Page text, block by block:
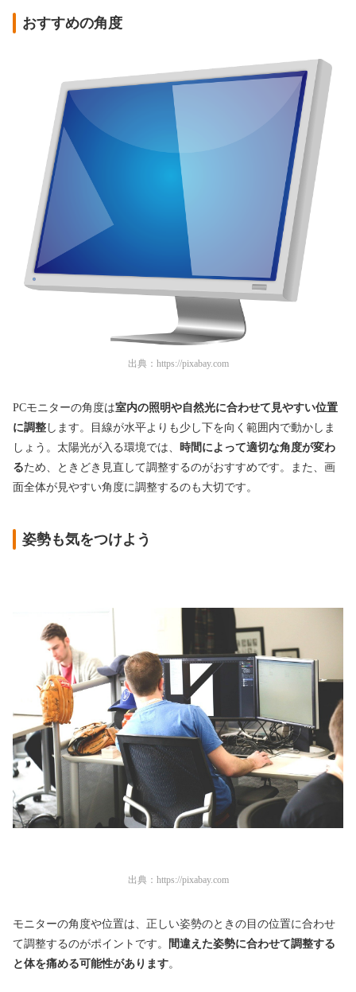
おすすめの角度
出典： https://pixabay.com
PCモニターの角度は室内の照明や自然光に合わせて見やすい位置
に調整 します。目線が水平よりも少し下を向く範囲内で動かしま
しょう。太陽光が入る環境では、
時間によって適切な角度が変わ
るため、ときどき見直して調整するのがおすすめです。また、画
面全体が見やすい角度に調整するのも大切です。
姿勢も気をつけよう
出典： https://pixabay.com
モニターの角度や位置は、正しい姿勢のときの目の位置に合わせ
て調整するのがポイントです。
間違えた姿勢に合わせて調整する
と体を痛める可能性があります。